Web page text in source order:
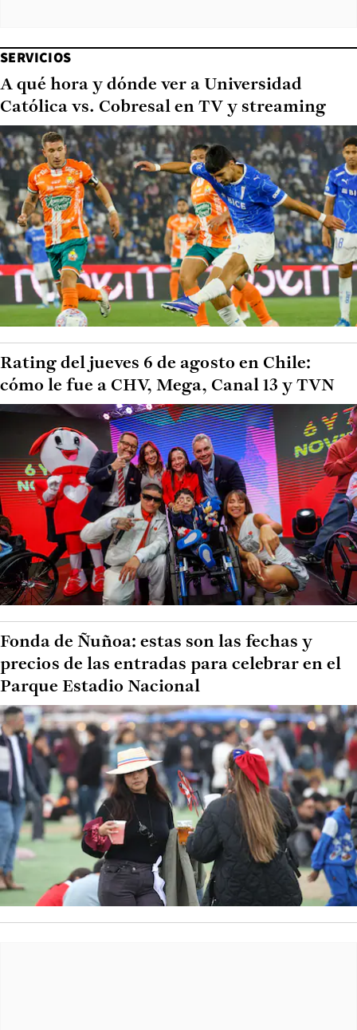
SERVICIOS
A qué hora y dónde ver a Universidad
Católica vs. Cobresal en TV y streaming
Rating del jueves 6 de agosto en Chile:
cómo le fue a CHV, Mega, Canal 13 y TVN
Fonda de Ñuñoa: estas son las fechas y
precios de las entradas para celebrar en el
Parque Estadio Nacional